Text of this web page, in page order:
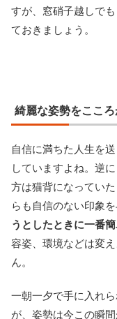
すが、窓硝子越しで
ておきましょう。
綺麗な姿勢をこころ
自信に満ちた人生を
していますよね。逆
方は猫背になってい
らも自信のない印象を
うとしたときに一番
容姿、環境などは変
ん。
一朝一夕で手に入れ
が、姿勢は今この瞬